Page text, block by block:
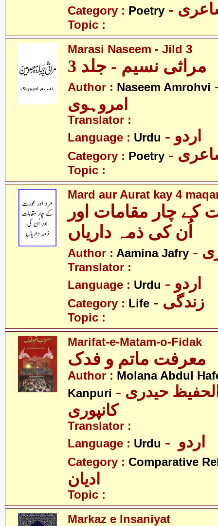
Category : Poetry
Topic :
Marasi Naseem - Jild 3
مراثی نسیم - جلد 3
Author : Naseem Amrohvi
امروہوی
Translator :
Language : Urdu - اردو
Category : Poetry
Topic :
Mard aur Aurat kay 4
کے چار مقامات اور
اُن کی ذمہ داریاں
Author : Aamina Jafry
Translator :
Language : Urdu - اردو
Category : Life - زندگی
Topic :
Marifat-e-Matam-o-Fidak
معرفت ماتم و فدک
Author : Molana Abdul
Kanpuri - مولانا عبدالحفیظ حیدری
کانپوری
Translator :
Language : Urdu
Category : Comparative
ادیان
Topic :
Markaz e Insaniyat